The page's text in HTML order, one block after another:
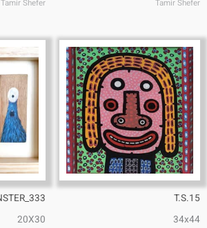
Tamir Shefer
Tamir Shefer
T.S.15
34x44
333_MONSTER
20X30